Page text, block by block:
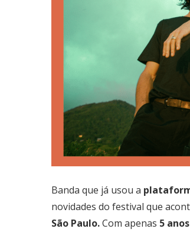
Banda que já usou a
novidades do festival que
São Paulo.Com apenas 5